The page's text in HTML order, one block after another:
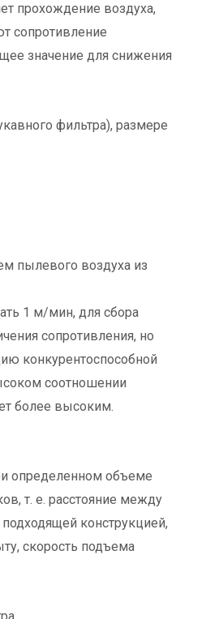
прохождение воздуха,
сопротивление
значение для снижения
фильтра), размере
пылевого воздуха из
1 м/мин, для сбора
сопротивления, но
конкурентоспособной
соотношении
более высоким.
определенном объеме
т. е. расстояние между
конструкцией,
скорость подъема